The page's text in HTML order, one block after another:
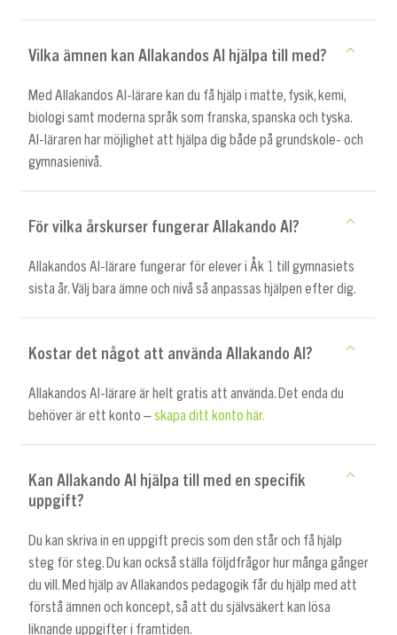
Vilka ämnen kan Allakandos AI hjälpa till med?
Med Allakandos AI-lärare kan du få hjälp i matte, fysik, kemi,
biologi samt moderna språk som franska, spanska och tyska.
AI-läraren har möjlighet att hjälpa dig både på grundskole- och
gymnasienivå.
För vilka årskurser fungerar Allakando AI?
Allakandos AI-lärare fungerar för elever i Åk 1 till gymnasiets
sista år. Välj bara ämne och nivå så anpassas hjälpen efter dig.
Kostar det något att använda Allakando AI?
Allakandos AI-lärare är helt gratis att använda. Det enda du
behöver är ett konto –skapa ditt konto här.
Kan Allakando AI hjälpa till med en specifik
uppgift?
Du kan skriva in en uppgift precis som den står och få hjälp
steg för steg. Du kan också ställa följdfrågor hur många gånger
du vill. Med hjälp av Allakandos pedagogik får du hjälp med att
förstå ämnen och koncept, så att du självsäkert kan lösa
liknande uppgifter i framtiden.